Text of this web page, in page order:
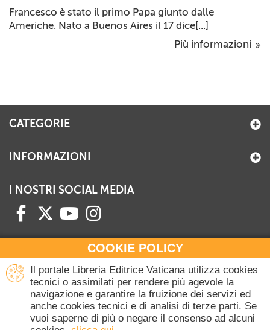
Francesco è stato il primo Papa giunto dalle
Americhe. Nato a Buenos Aires il 17 dice[...]
Più informazioni
COOKIE POLICY
Il portale Libreria Editrice Vaticana utilizza cookies
tecnici o assimilati per rendere più agevole la
navigazione e garantire la fruizione dei servizi ed
anche cookies tecnici e di analisi di terze parti. Se
vuoi saperne di più o negare il consenso ad alcuni
CATEGORIE
INFORMAZIONI
I NOSTRI SOCIAL MEDIA
HAI BISOGNO DI INFORMAZIONI?
Contattaci all'Ufficio Commerciale
+39 06 698 45780
Lunedì-Giovedì 8-16.30